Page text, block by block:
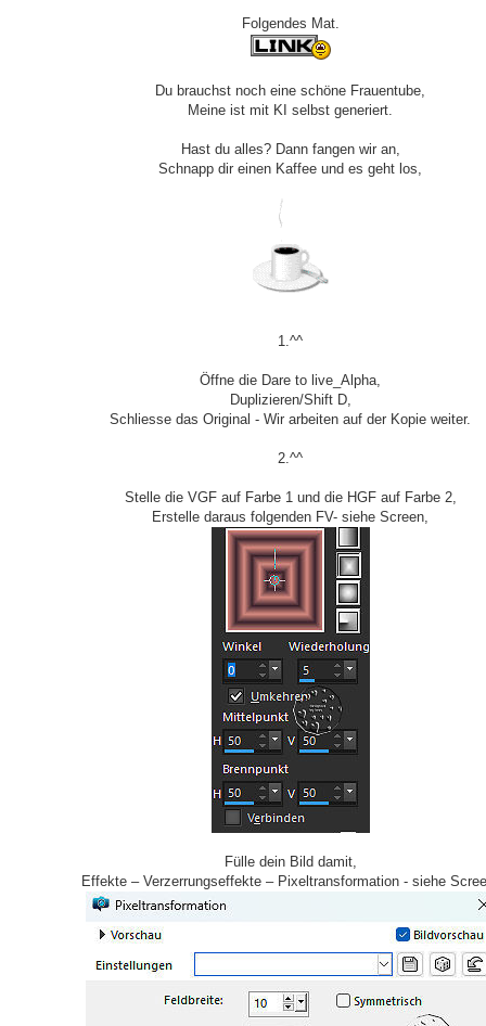
Folgendes Mat.
Du brauchst noch eine schöne Frauentube,
Meine ist mit KI selbst generiert.
Hast du alles? Dann fangen wir an,
Schnapp dir einen Kaffee und es geht los,
1.^^
Öffne die Dare to live_Alpha,
Duplizieren/Shift D,
Schliesse das Original - Wir arbeiten auf der Kopie weiter.
2.^^
Stelle die VGF auf Farbe 1 und die HGF auf Farbe 2,
Erstelle daraus folgenden FV- siehe Screen,
Fülle dein Bild damit,
Effekte – Verzerrungseffekte – Pixeltransformation - siehe